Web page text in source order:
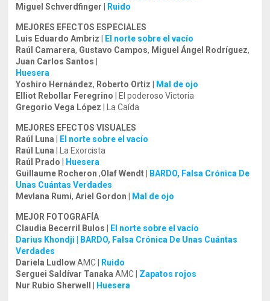
Miguel Schverdfinger
Ruido
MEJORES EFECTOS ESPECIALES
Luis Eduardo Ambriz
El norte sobre el vacío
Raúl Camarera, Gustavo Campos, Miguel Ángel Rodríguez,
Juan Carlos Santos
Huesera
Yoshiro Hernández, Roberto Ortiz
Mal de ojo
Elliot Rebollar Feregrino | El poderoso Victoria
Gregorio Vega López | La Caída
MEJORES EFECTOS VISUALES
Raúl Luna
El norte sobre el vacío
Raúl Luna | La Exorcista
Raúl Prado
Huesera
Guillaume Rocheron ,Olaf Wendt
BARDO, Falsa Crónica De
Unas Cuántas Verdades
Mevlana Rumi,Ariel Gordon Mal de ojo
MEJOR FOTOGRAFÍA
Claudia Becerril Bulos
El norte sobre el vacío
Darius Khondji | BARDO, Falsa Crónica De Unas Cuántas
Verdades
Dariela LudlowAMC |
Ruido
Serguei Saldívar Tanaka AMC | Zapatos rojos
Nur Rubio Sherwell
Huesera